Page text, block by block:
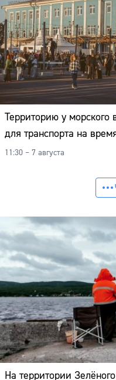
Территорию у морского
для транспорта на
11:30 – 7 августа
На территории